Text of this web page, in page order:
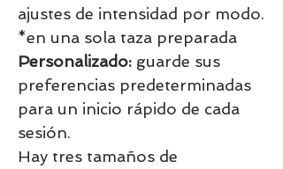
ajustes de intensidad por modo.
*en una sola taza preparada
Personalizado: guarde sus
preferencias predeterminadas
para un inicio rápido de cada
sesión.
Hay tres tamaños de